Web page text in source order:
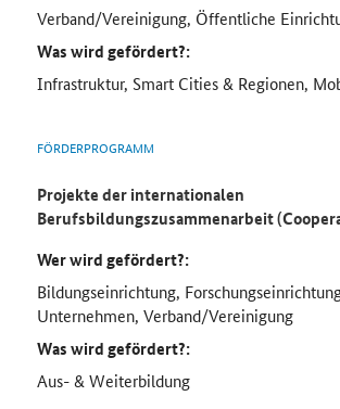
Verband/Vereinigung, Öffentliche
Was wird gefördert?:
Infrastruktur, Smart Cities & Regionen,
FÖRDERPROGRAMM
Projekte der internationalen
Berufsbildungszusammenarbeit
Wer wird gefördert?:
Bildungseinrichtung,
Unternehmen, Verband/Vereinigung
Was wird gefördert?:
Aus- & Weiterbildung